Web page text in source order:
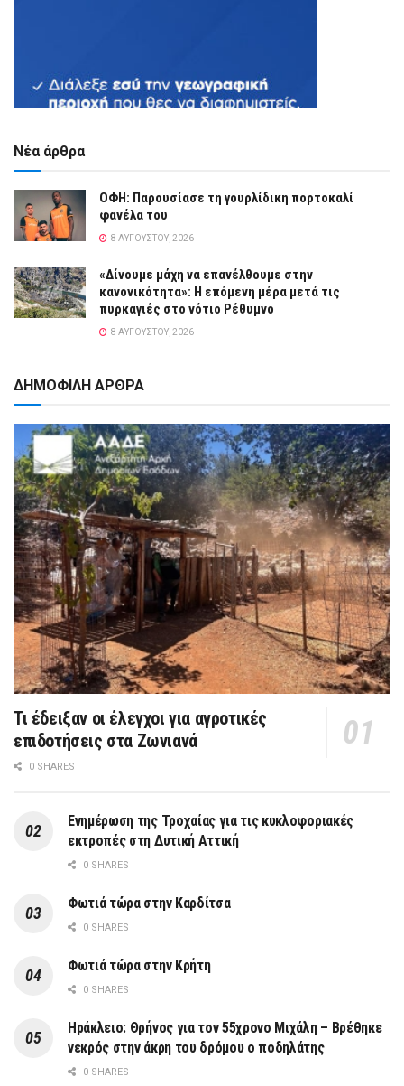
Νέα άρθρα
ΟΦΗ: Παρουσίασε τη γουρλίδικη πορτοκαλί
φανέλα του
8 ΑΥΓΟΎΣΤΟΥ, 2026
«Δίνουμε μάχη να επανέλθουμε στην
κανονικότητα»: Η επόμενη μέρα μετά τις
πυρκαγιές στο νότιο Ρέθυμνο
8 ΑΥΓΟΎΣΤΟΥ, 2026
ΔΗΜΟΦΙΛΗ ΑΡΘΡΑ
Τι έδειξαν οι έλεγχοι για αγροτικές
επιδοτήσεις στα Ζωνιανά
0 SHARES
Ενημέρωση της Τροχαίας για τις κυκλοφοριακές
εκτροπές στη Δυτική Αττική
0 SHARES
Φωτιά τώρα στην Καρδίτσα
0 SHARES
Φωτιά τώρα στην Κρήτη
0 SHARES
Ηράκλειο: Θρήνος για τον 55χρονο Μιχάλη – Βρέθηκε
νεκρός στην άκρη του δρόμου ο ποδηλάτης
0 SHARES